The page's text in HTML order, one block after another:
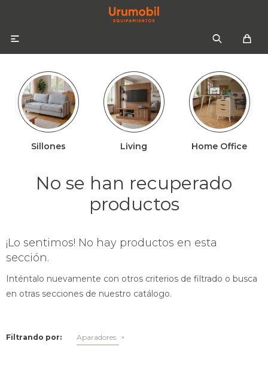

Sillones Living Home Office
No se han recuperado
productos
¡Lo sentimos! No hay productos en esta
sección.
Inténtalo nuevamente con otros criterios de filtrado o busca
en otras secciones de nuestro catálogo.
Filtrando por: Aparadores
Colchones
Mesas de luz